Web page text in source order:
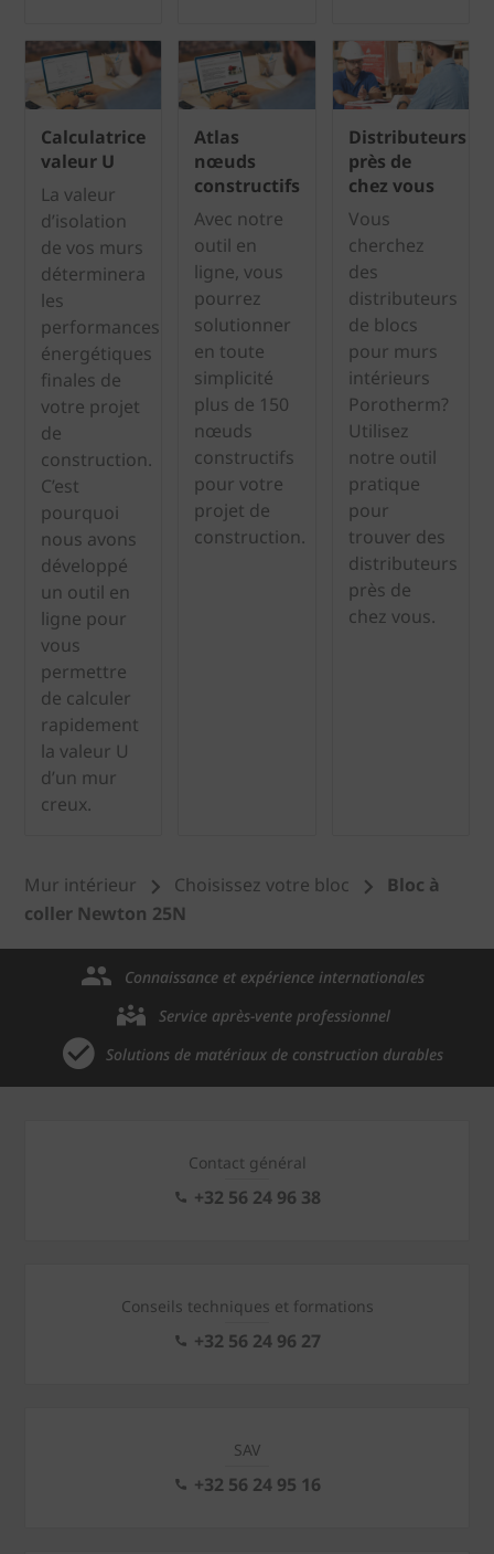
Calculatrice
valeur U
La valeur
d’isolation
de vos murs
déterminera
les
performances
énergétiques
finales de
votre projet
de
construction.
C’est
pourquoi
nous avons
développé
un outil en
ligne pour
vous
permettre
de calculer
rapidement
la valeur U
d’un mur
creux.
Atlas
nœuds
constructifs
Avec notre
outil en
ligne, vous
pourrez
solutionner
en toute
simplicité
plus de 150
nœuds
constructifs
pour votre
projet de
construction.
Distributeurs
près de
chez vous
Vous
cherchez
des
distributeurs
de blocs
pour murs
intérieurs
Porotherm?
Utilisez
notre outil
pratique
pour
trouver des
distributeurs
près de
chez vous.
Mur intérieur Choisissez votre bloc
Bloc à
coller Newton 25N
Connaissance et expérience internationales
Service après-vente professionnel
Solutions de matériaux de construction durables
Contact général
+32 56 24 96 38
Conseils techniques et formations
+32 56 24 96 27
SAV
+32 56 24 95 16